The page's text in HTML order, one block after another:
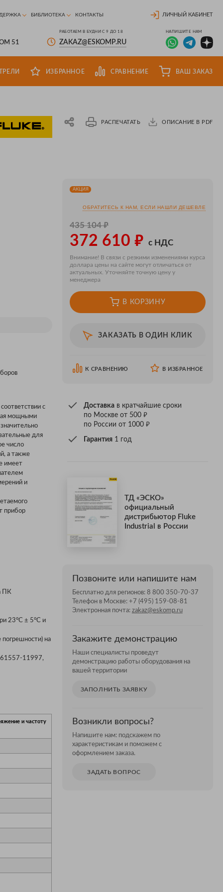
БИБЛИОТЕКА КОНТАКТЫ ЛИЧНЫЙ КАБИНЕТ
51
РАБОТАЕМ В БУДНИ С 9 ДО 18
ZAKAZ@ESKOMP.RU
НАПИШИТЕ НАМ
ИЗБРАННОЕ СРАВНЕНИЕ ВАШ ЗАКАЗ
РАСПЕЧАТАТЬ ОПИСАНИЕ В PDF
с
мощными
для
число
а также
имеет
и
прибор
ПК
23°C ± 5°C и
на
11997,
и частоту
АКЦИЯ
ОБРАТИТЕСЬ К НАМ, ЕСЛИ НАШЛИ ДЕШЕВЛЕ
435 104₽
372 610 ₽ с НДС
Внимание! В связи с резкими изменениями курса
доллара цены на сайте могут отличаться от
актуальных. Уточняйте точную цену у
менеджера
В КОРЗИНУ
ЗАКАЗАТЬ В ОДИН КЛИК
К СРАВНЕНИЮ В ИЗБРАННОЕ
Доставкав кратчайшие сроки
по Москве от 500 ₽
по России от 1000 ₽
Гарантия1 год
ТД «ЭСКО»
официальный
дистрибьютор Fluke
Industrial в России
Позвоните или напишите нам
Бесплатно для регионов: 8 800 350-70-37
Телефон в Москве: +7 (495) 159-08-81
Электронная почта: zakaz@eskomp.ru
Закажите демонстрацию
Наши специалисты проведут
демонстрацию работы оборудования на
вашей территории
ЗАПОЛНИТЬ ЗАЯВКУ
Возникли вопросы?
Напишите нам: подскажем по
характеристикам и поможем с
оформлением заказа.
ЗАДАТЬ ВОПРОС